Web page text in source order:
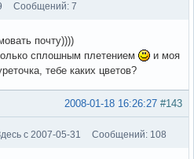
Сообщений: 7
почту))))
сплошным плетением
и моя
тебе каких цветов?
#143
2008-01-18 16:26:27
с 2007-05-31 Сообщений: 108